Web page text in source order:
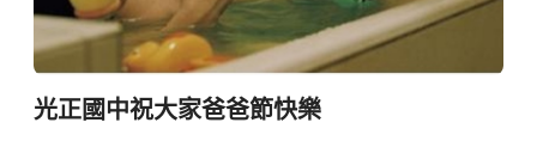
光正國中祝大家爸爸節快樂